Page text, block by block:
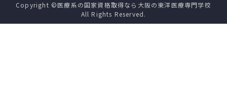
Copyright ©医療系の国家資格取得なら大阪の東洋医療専門学校
All Rights Reserved.